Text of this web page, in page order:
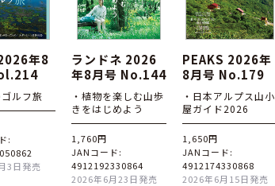
年8
ルフ旅
:
3日発売
ランドネ 2026
年8月号 No.144
・植物を楽しむ山歩
きをはじめよう
1,760円
JANコード:
4912192330864
2026年6月23日発売
PEAKS 2026年
8月号 No.179
・日本アルプス山小
屋ガイド2026
1,650円
JANコード:
4912174330868
2026年6月15日発売